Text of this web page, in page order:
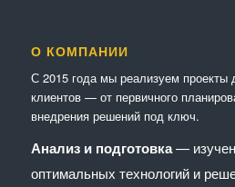
О КОМПАНИИ
С 2015 года мы реализуем проекты
клиентов — от первичного
внедрения решений под ключ.
Анализ и подготовка—
оптимальных технологий и